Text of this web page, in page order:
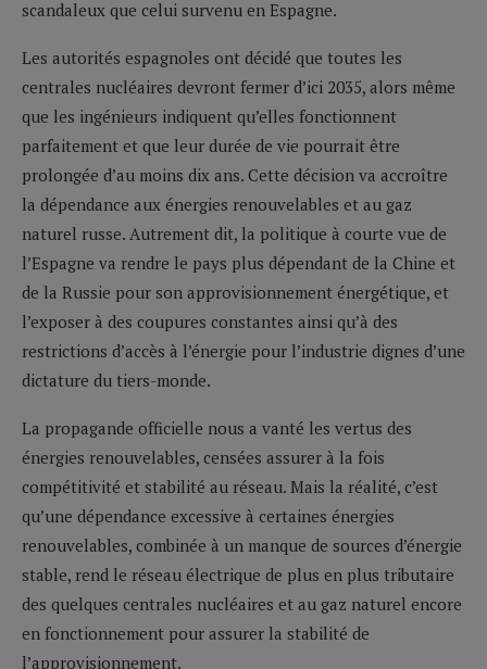
scandaleux que celui survenu en Espagne.
Les autorités espagnoles ont décidé que toutes les
centrales nucléaires devront fermer d’ici 2035, alors même
que les ingénieurs indiquent qu’elles fonctionnent
parfaitement et que leur durée de vie pourrait être
prolongée d’au moins dix ans. Cette décision va accroître
la dépendance aux énergies renouvelables et au gaz
naturel russe. Autrement dit, la politique à courte vue de
l’Espagne va rendre le pays plus dépendant de la Chine et
de la Russie pour son approvisionnement énergétique, et
l’exposer à des coupures constantes ainsi qu’à des
restrictions d’accès à l’énergie pour l’industrie dignes d’une
dictature du tiers-monde.
La propagande officielle nous a vanté les vertus des
énergies renouvelables, censées assurer à la fois
compétitivité et stabilité au réseau. Mais la réalité, c’est
qu’une dépendance excessive à certaines énergies
renouvelables, combinée à un manque de sources d’énergie
stable, rend le réseau électrique de plus en plus tributaire
des quelques centrales nucléaires et au gaz naturel encore
en fonctionnement pour assurer la stabilité de
l’approvisionnement.